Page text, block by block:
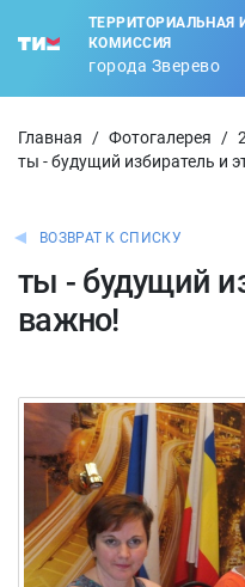
ТЕРРИТОРИАЛЬНАЯ
КОМИССИЯ
города Зверево
Главная / Фотогалерея /
ты - будущий избиратель и
ВОЗВРАТ К СПИСКУ
ты - будущий
важно!